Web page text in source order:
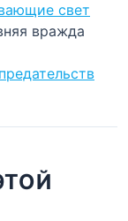
свет
вражда